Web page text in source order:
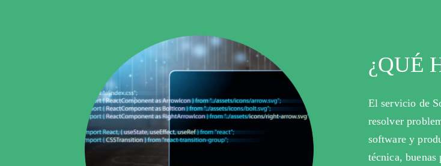
¿QUÉ
El servicio de
resolver
software y
técnica,